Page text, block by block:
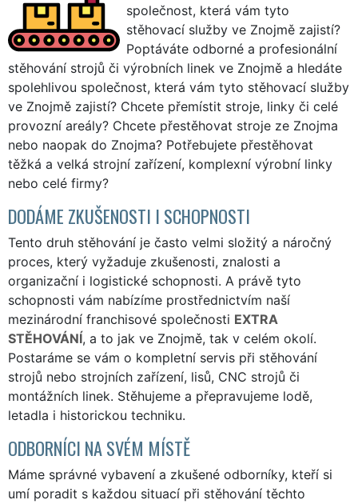
společnost, která vám tyto
stěhovací služby ve Znojmě zajistí?
Poptáváte odborné a profesionální
stěhování strojů či výrobních linek ve Znojmě a hledáte
spolehlivou společnost, která vám tyto stěhovací služby
ve Znojmě zajistí? Chcete přemístit stroje, linky či celé
provozní areály? Chcete přestěhovat stroje ze Znojma
nebo naopak do Znojma? Potřebujete přestěhovat
těžká a velká strojní zařízení, komplexní výrobní linky
nebo celé firmy?
DODÁME ZKUŠENOSTI I SCHOPNOSTI
Tento druh stěhování je často velmi složitý a náročný
proces, který vyžaduje zkušenosti, znalosti a
organizační i logistické schopnosti. A právě tyto
schopnosti vám nabízíme prostřednictvím naší
mezinárodní franchisové společnosti EXTRA
STĚHOVÁNÍ, a to jak ve Znojmě, tak v celém okolí.
Postaráme se vám o kompletní servis při stěhování
strojů nebo strojních zařízení, lisů, CNC strojů či
montážních linek. Stěhujeme a přepravujeme lodě,
letadla i historickou techniku.
ODBORNÍCI NA SVÉM MÍSTĚ
Máme správné vybavení a zkušené odborníky, kteří si
umí poradit s každou situací při stěhování těchto